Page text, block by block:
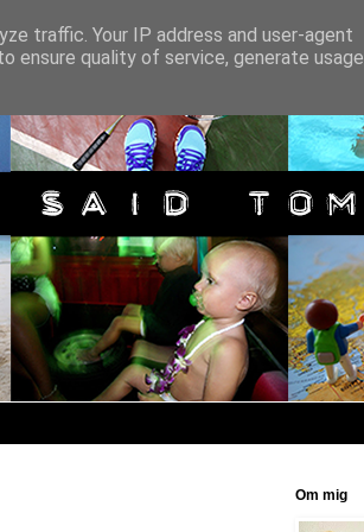
Om mig
traffic. Your IP address and user-agent
ensure quality of service, generate usage